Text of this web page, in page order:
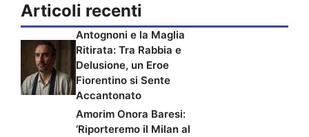
Articoli recenti
Antognoni e la Maglia
Ritirata: Tra Rabbia e
Delusione, un Eroe
Fiorentino si Sente
Accantonato
Amorim Onora Baresi:
‘Riporteremo il Milan al